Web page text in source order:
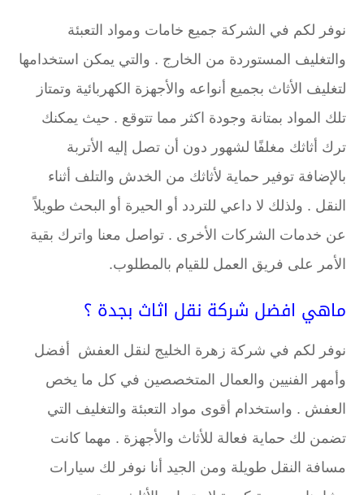
نوفر لكم في الشركة جميع خامات ومواد التعبئة
والتغليف المستوردة من الخارج . والتي يمكن استخدامها
لتغليف الأثاث بجميع أنواعه والأجهزة الكهربائية وتمتاز
تلك المواد بمتانة وجودة اكثر مما تتوقع . حيث يمكنك
ترك أثاثك مغلفًا لشهور دون أن تصل إليه الأتربة
بالإضافة توفير حماية لأثاثك من الخدش والتلف أثناء
النقل . ولذلك لا داعي للتردد أو الحيرة أو البحث طويلاً
عن خدمات الشركات الأخرى . تواصل معنا واترك بقية
الأمر على فريق العمل للقيام بالمطلوب.
ماهي افضل شركة نقل اثاث بجدة ؟
نوفر لكم في شركة زهرة الخليج لنقل العفش أفضل
وأمهر الفنيين والعمال المتخصصين في كل ما يخص
العفش . واستخدام أقوى مواد التعبئة والتغليف التي
تضمن لك حماية فعالة للأثاث والأجهزة . مهما كانت
مسافة النقل طويلة ومن الجيد أنا نوفر لك سيارات